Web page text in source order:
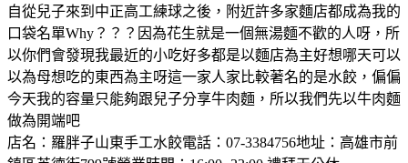
自從兒子來到中正高工練球之後，附近許多家麵店都成為我的
口袋名單Why？？？因為花生就是一個無湯麵不歡的人呀，所
以你們會發現我最近的小吃好多都是以麵店為主好想哪天可以
以為母想吃的東西為主呀這一家人家比較著名的是水餃，偏偏
今天我的容量只能夠跟兒子分享牛肉麵，所以我們先以牛肉麵
做為開端吧
店名：羅胖子山東手工水餃電話：07-3384756地址：高雄市前